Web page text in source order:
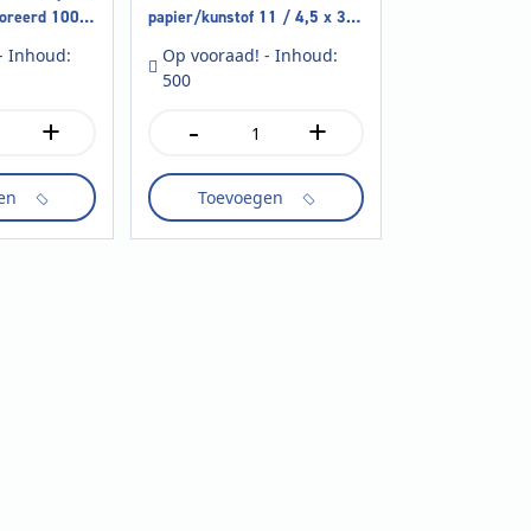
1000
Inhoud:
+
papier/kunstof 11 / 4,5 x 38
Op vooraad! - Inhoud:
500
-
Brood-
banketzak
papier/kunstof
11
/
+
Toevoegen